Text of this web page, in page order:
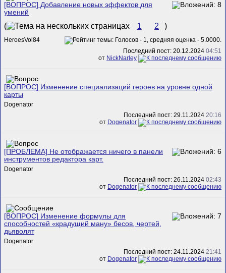
[ВОПРОС] Добавление новых эффектов для
умений
( 1 2 )
HeroesVol84
Последний пост: 20.12.2024 04:51
от NickNarley
[ВОПРОС] Изменение специализаций героев на уровне одной
карты
Dogenator
Последний пост: 29.11.2024 20:16
от Dogenator
[ПРОБЛЕМА] Не отображается ничего в панели
инструментов редактора карт.
Dogenator
Последний пост: 26.11.2024 02:43
от Dogenator
[ВОПРОС] Изменение формулы для
способностей «крадущий ману» бесов, чертей,
дьяволят
Dogenator
Последний пост: 24.11.2024 21:41
от Dogenator